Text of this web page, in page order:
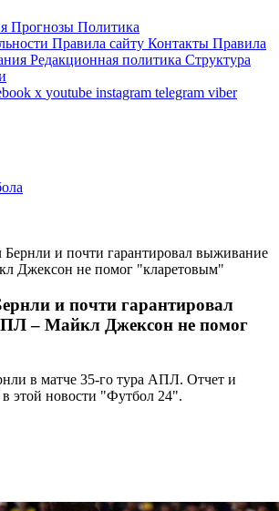
Прогнозы Политика
Правила сайту Контакты Правила
Редакционная политика Структура
x youtube instagram telegram viber
Бернли и почти гарантировал выживание
Джексон не помог "кларетовым"
и почти гарантировал
– Майкл Джексон не помог
в матче 35-го тура АПЛ. Отчет и
в этой новости "Футбол 24".